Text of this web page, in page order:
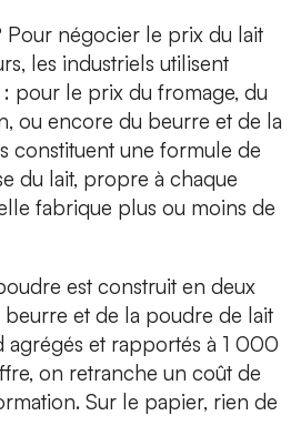
négocier le prix du lait
les industriels utilisent
pour le prix du fromage, du
ou encore du beurre et de la
constituent une formule de
du lait, propre à chaque
fabrique plus ou moins de
est construit en deux
et de la poudre de lait
agrégés et rapportés à 1 000
on retranche un coût de
Sur le papier, rien de